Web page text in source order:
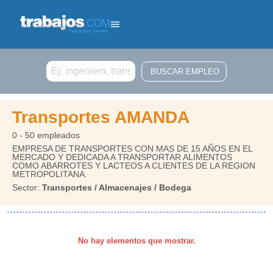
Buscar
Transportes AMANDA
0 - 50 empleados
EMPRESA DE TRANSPORTES CON MAS DE 15 AÑOS EN EL
MERCADO Y DEDICADA A TRANSPORTAR ALIMENTOS
COMO ABARROTES Y LACTEOS A CLIENTES DE LA REGION
METROPOLITANA.
Sector: Transportes / Almacenajes / Bodega
No hay elementos que mostrar.